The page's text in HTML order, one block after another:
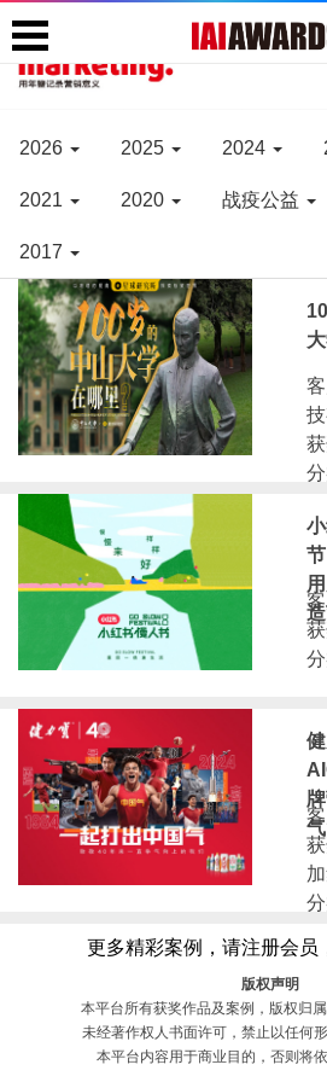
2026 2025 2024
2021 2020 战疫公益
2017
气
更多精彩案例，请注册会员
版权声明
本平台所有获奖作品及案例，版权归属
未经著作权人书面许可，禁止以任何
本平台内容用于商业目的，否则将